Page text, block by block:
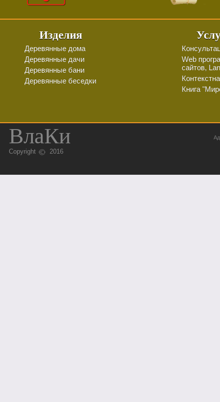
Изделия
Деревянные дома
Деревянные дачи
Деревянные бани
Деревянные беседки
Web
сайтов,
Книга
Copyright 2016
ВлаКи